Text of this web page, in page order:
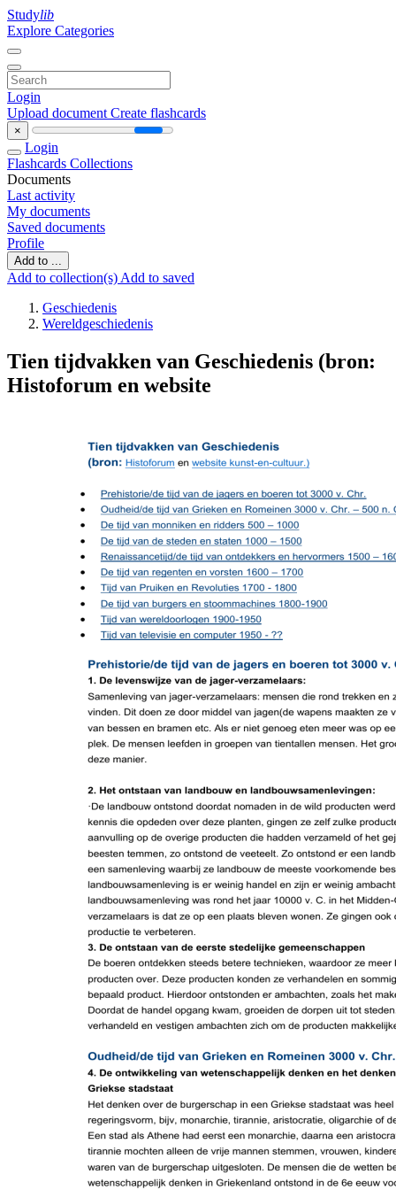
Studylib
Explore Categories
Login
Upload document Create flashcards
×
Login
Flashcards Collections
Documents
Last activity
My documents
Saved documents
Profile
Add to ...
Add to collection(s) Add to saved
Geschiedenis
Wereldgeschiedenis
Tien tijdvakken van Geschiedenis (bron:
Histoforum en website